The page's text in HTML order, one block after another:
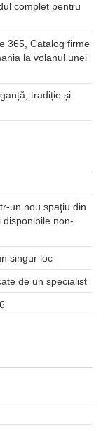
complet pentru
365, Catalog firme
la volanul unei
tradiție și
un nou spaţiu din
disponibile non-
singur loc
de un specialist